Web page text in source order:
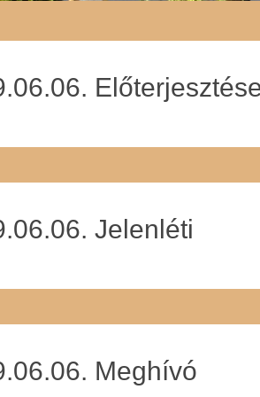
Jelenléti
Meghívó